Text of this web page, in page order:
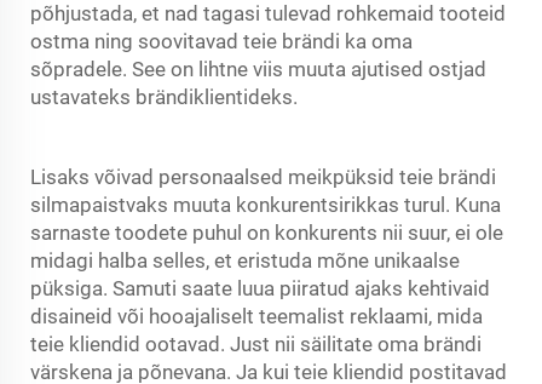
põhjustada, et nad tagasi tulevad rohkemaid tooteid
ostma ning soovitavad teie brändi ka oma
sõpradele. See on lihtne viis muuta ajutised ostjad
ustavateks brändiklientideks.
Lisaks võivad personaalsed meikpüksid teie brändi
silmapaistvaks muuta konkurentsirikkas turul. Kuna
sarnaste toodete puhul on konkurents nii suur, ei ole
midagi halba selles, et eristuda mõne unikaalse
püksiga. Samuti saate luua piiratud ajaks kehtivaid
disaineid või hooajaliselt teemalist reklaami, mida
teie kliendid ootavad. Just nii säilitate oma brändi
värskena ja põnevana. Ja kui teie kliendid postitavad